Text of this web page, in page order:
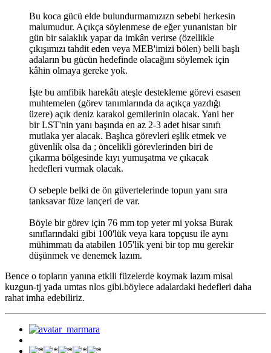
Bu koca gücü elde bulundurmamızızn sebebi herkesin
malumudur. Açıkça söylenmese de eğer yunanistan bir
gün bir salaklık yapar da imkân verirse (özellikle
çıkışımızı tahdit eden veya MEB'imizi bölen) belli başlı
adaların bu gücün hedefinde olacağını söylemek için
kâhin olmaya gereke yok.
İşte bu amfibik harekâtı ateşle destekleme görevi esasen
muhtemelen (görev tanımlarında da açıkça yazdığı
üzere) açık deniz karakol gemilerinin olacak. Yani her
bir LST'nin yanı başında en az 2-3 adet hisar sınıfı
mutlaka yer alacak. Başlıca görevleri eşlik etmek ve
güvenlik olsa da ; öncelikli görevlerinden biri de
çıkarma bölgesinde kıyı yumuşatma ve çıkacak
hedefleri vurmak olacak.
O sebeple belki de ön güvertelerinde topun yanı sıra
tanksavar füze lançeri de var.
Böyle bir görev için 76 mm top yeter mi yoksa Burak
sınıflarındaki gibi 100'lük veya kara topçusu ile aynı
mühimmatı da atabilen 105'lik yeni bir top mu gerekir
düşünmek ve denemek lazım.
Bence o topların yanına etkili füzelerde koymak lazım misal
kuzgun-tj yada umtas nlos gibi.böylece adalardaki hedefleri daha
rahat imha edebiliriz.